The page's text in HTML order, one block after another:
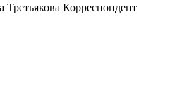
Третьякова Корреспондент